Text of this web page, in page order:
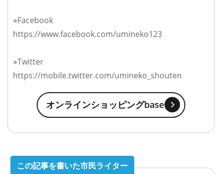
⭐︎Facebook
https://www.facebook.com/umineko123
⭐︎Twitter
https://mobile.twitter.com/umineko_shouten
オンラインショッピングbase
この記事を書いた市民ライター